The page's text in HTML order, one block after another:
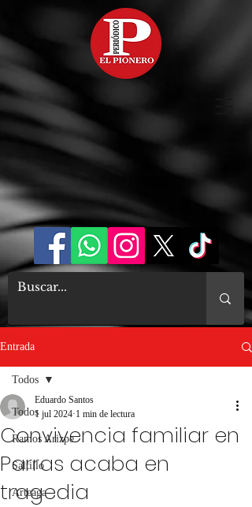
Entrada
Todos
Ramos Arizpe
Saltillo
Arteaga
Todos
Convivencia familiar en
Parras acaba en
tragedia
Eduardo Santos
1 jul 2024 1 min de lectura